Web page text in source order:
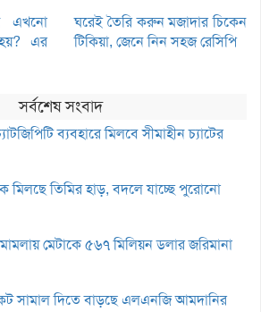
এখনো
এর
ঘরেই তৈরি করুন মজাদার চিকেন
টিকিয়া, জেনে নিন সহজ রেসিপি
সর্বশেষ সংবাদ
ব্যবহারে মিলবে সীমাহীন চ্যাটের
মিলছে তিমির হাড়, বদলে যাচ্ছে পুরোনো
মেটাকে ৫৬৭ মিলিয়ন ডলার জরিমানা
সামাল দিতে বাড়ছে এলএনজি আমদানির